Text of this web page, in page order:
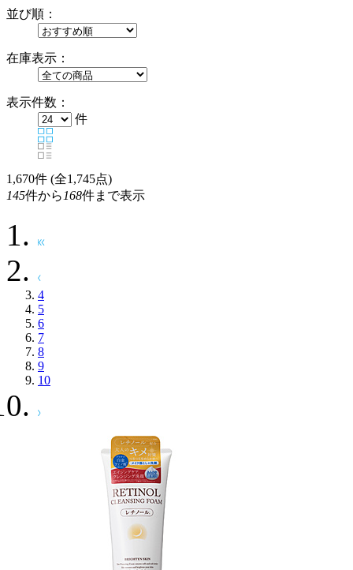
並び順：
在庫表示：
表示件数：
件
1,670件 (全1,745点)
145件から 168件まで表示
4
5
6
7
8
9
10